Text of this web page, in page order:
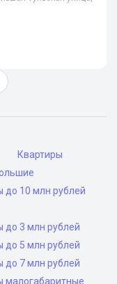
Квартиры
до 10 млн рублей
до 3 млн рублей
до 5 млн рублей
до 7 млн рублей
малогабаритные